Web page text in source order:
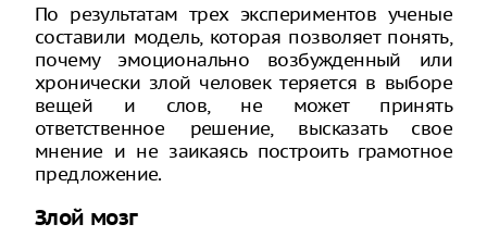
По результатам трех экспериментов ученые
составили модель, которая позволяет понять,
почему эмоционально возбужденный или
хронически злой человек теряется в выборе
вещей и слов, не может принять
ответственное решение, высказать свое
мнение и не заикаясь построить грамотное
предложение.
Злой мозг